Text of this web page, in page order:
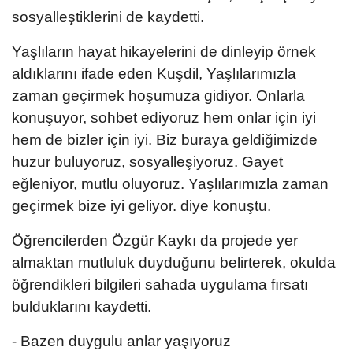
sosyalleştiklerini de kaydetti.
Yaşlıların hayat hikayelerini de dinleyip örnek
aldıklarını ifade eden Kuşdil, Yaşlılarımızla
zaman geçirmek hoşumuza gidiyor. Onlarla
konuşuyor, sohbet ediyoruz hem onlar için iyi
hem de bizler için iyi. Biz buraya geldiğimizde
huzur buluyoruz, sosyalleşiyoruz. Gayet
eğleniyor, mutlu oluyoruz. Yaşlılarımızla zaman
geçirmek bize iyi geliyor. diye konuştu.
Öğrencilerden Özgür Kaykı da projede yer
almaktan mutluluk duyduğunu belirterek, okulda
öğrendikleri bilgileri sahada uygulama fırsatı
bulduklarını kaydetti.
- Bazen duygulu anlar yaşıyoruz